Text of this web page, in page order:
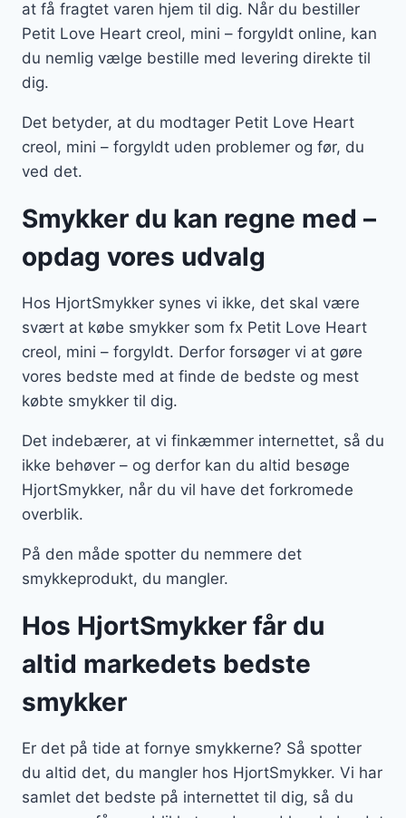
at få fragtet varen hjem til dig. Når du bestiller
Petit Love Heart creol, mini – forgyldt online, kan
du nemlig vælge bestille med levering direkte til
dig.
Det betyder, at du modtager Petit Love Heart
creol, mini – forgyldt uden problemer og før, du
ved det.
Smykker du kan regne med –
opdag vores udvalg
Hos HjortSmykker synes vi ikke, det skal være
svært at købe smykker som fx Petit Love Heart
creol, mini – forgyldt. Derfor forsøger vi at gøre
vores bedste med at finde de bedste og mest
købte smykker til dig.
Det indebærer, at vi finkæmmer internettet, så du
ikke behøver – og derfor kan du altid besøge
HjortSmykker, når du vil have det forkromede
overblik.
På den måde spotter du nemmere det
smykkeprodukt, du mangler.
Hos HjortSmykker får du
altid markedets bedste
smykker
Er det på tide at fornye smykkerne? Så spotter
du altid det, du mangler hos HjortSmykker. Vi har
samlet det bedste på internettet til dig, så du